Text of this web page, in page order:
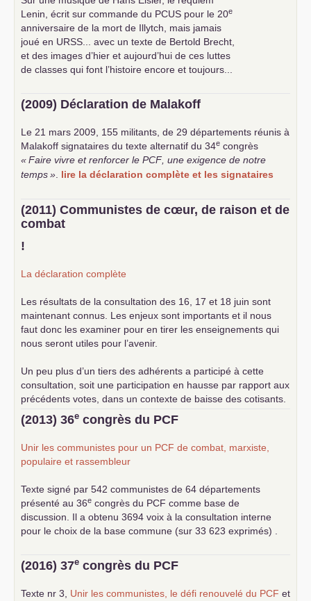
Lenin, écrit sur commande du PCUS pour le 20e
anniversaire de la mort de Illytch, mais jamais
joué en URSS ... avec un texte de Bertold Brecht,
et des images d’hier et aujourd’hui de ces luttes
de classes qui font l’histoire encore et toujours...
(2009) Déclaration de Malakoff
Le 21 mars 2009, 155 militants, de 29 départements réunis à
Malakoff signataires du texte alternatif du 34e congrès
«Faire vivre et renforcer le PCF , une exigence de notre
temps» lire la déclaration complète et les signataires
(2011) Communistes de cœur, de raison et de
combat
!
La déclaration complète
Les résultats de la consultation des 16, 17 et 18 juin sont
maintenant connus. Les enjeux sont importants et il nous
faut donc les examiner pour en tirer les enseignements qui
nous seront utiles pour l’avenir.
Un peu plus d’un tiers des adhérents a participé à cette
consultation, soit une participation en hausse par rapport aux
précédents votes, dans un contexte de baisse des cotisants.
... lire la suite
(2013) 36e congrès du PCF
Unir les communistes pour un PCF de combat, marxiste,
populaire et rassembleur
Texte signé par 542 communistes de 64 départements
présenté au 36e congrès du PCF comme base de
discussion. Il a obtenu 3694 voix à la consultation interne
pour le choix de la base commune (sur 33 623 exprimés) .
(2016) 37e congrès du PCF
Texte nr 3, Unir les communistes, le défi renouvelé du PCF et